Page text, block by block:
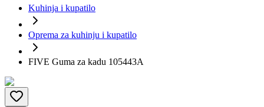
Kuhinja i kupatilo
Oprema za kuhinju i kupatilo
FIVE Guma za kadu 105443A